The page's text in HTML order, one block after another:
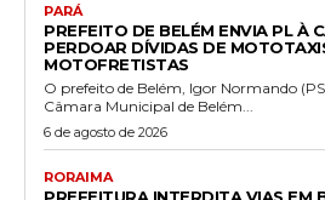
PARÁ
PREFEITO DE BELÉM ENVIA PL À
PERDOAR DÍVIDAS DE
MOTOFRETISTAS
O prefeito de Belém, Igor Normando
Câmara Municipal de Belém...
6 de agosto de 2026
RORAIMA
PREFEITURA INTERDITA VIAS EM